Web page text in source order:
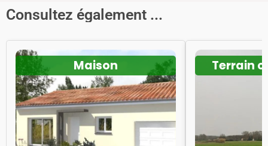
Consultez également ...
Maison Terrain